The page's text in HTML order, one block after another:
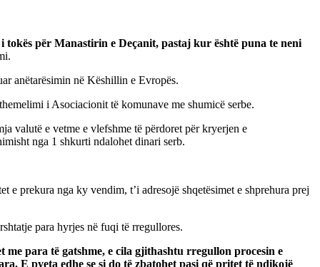
tokës për Manastirin e Deçanit, pastaj kur është puna te neni
anëtarësimin në Këshillin e Evropës.
i Asociacionit të komunave me shumicë serbe.
valutë e vetme e vlefshme të përdoret për kryerjen e
nga 1 shkurti ndalohet dinari serb.
prekura nga ky vendim, t’i adresojë shqetësimet e shprehura prej
para hyrjes në fuqi të rregullores.
para të gatshme, e cila gjithashtu rregullon procesin e
E pyeta edhe se si do të zbatohet pasi që pritet të ndikojë